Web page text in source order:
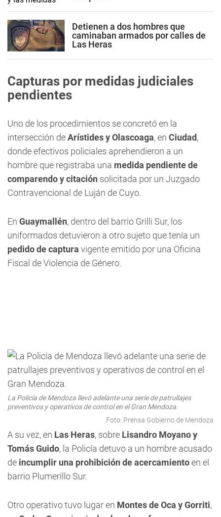
Detienen a dos hombres que
caminaban armados por calles de
Las Heras
Capturas por medidas judiciales
pendientes
Uno de los procedimientos se concretó en la
intersección deArístides y Olascoaga, en Ciudad,
donde efectivos policiales aprehendieron a un
hombre que registraba una medida pendiente de
comparendo y citación solicitada por un Juzgado
Contravencional de Luján de Cuyo.
En Guaymallén, dentro del barrio Grilli Sur, los
uniformados detuvieron a otro sujeto que tenía un
pedido de captura vigente emitido por una Oficina
Fiscal de Violencia de Género.
La Policía de Mendoza llevó adelante una serie de patrullajes
preventivos y operativos de control en el Gran Mendoza.
Foto: Prensa Gobierno de Mendoza
A su vez, en Las Heras, sobre Lisandro Moyano y
Tomás Guido, la Policía detuvo a un hombre acusado
de incumplir una prohibición de acercamientoen el
barrio Plumerillo Sur.
Otro operativo tuvo lugar en Montes de Oca y Gorriti,